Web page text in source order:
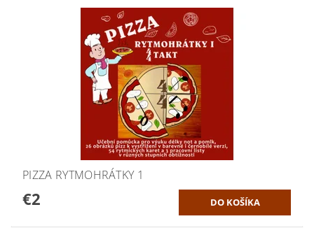
PIZZA RYTMOHRÁTKY 1
€2